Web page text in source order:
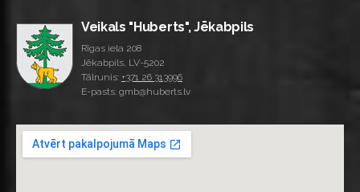
Veikals "Huberts", Jēkabpils
Rīgas iela 208
Jēkabpils, LV-5202
Tālrunis: +371 26 313996
E-pasts: gmb@huberts.lv